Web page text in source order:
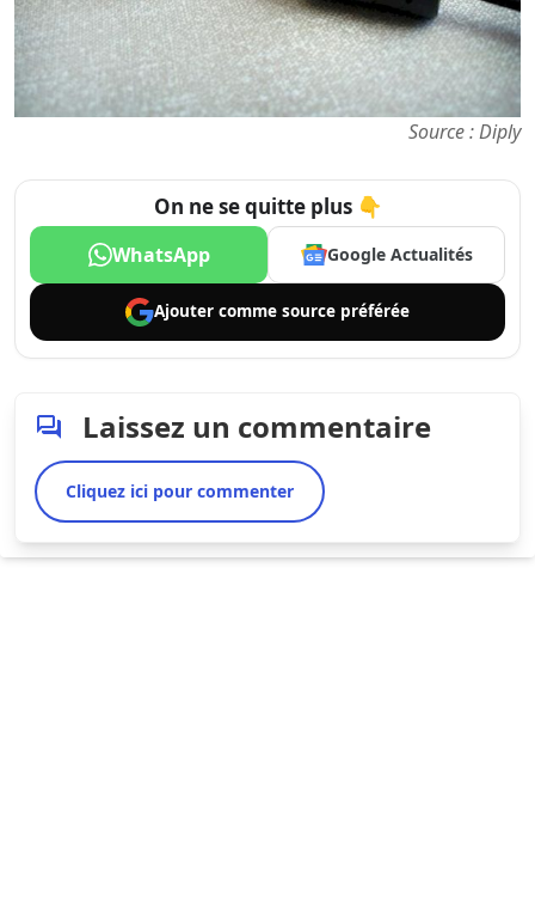
Source : Diply
On ne se quitte plus 👇
WhatsApp Google Actualités
Ajouter comme source préférée
Laissez un commentaire
Cliquez ici pour commenter